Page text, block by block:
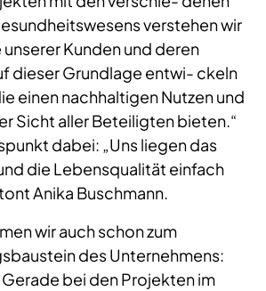
verstehen wir
Kunden und deren
dieser Grundlage entwi- ckeln
einen nachhaltigen Nutzen und
Sicht aller Beteiligten bieten.“
dabei: „Uns liegen das
die Lebensqualität einfach
Anika Buschmann.
wir auch schon zum
des Unternehmens:
bei den Projekten im